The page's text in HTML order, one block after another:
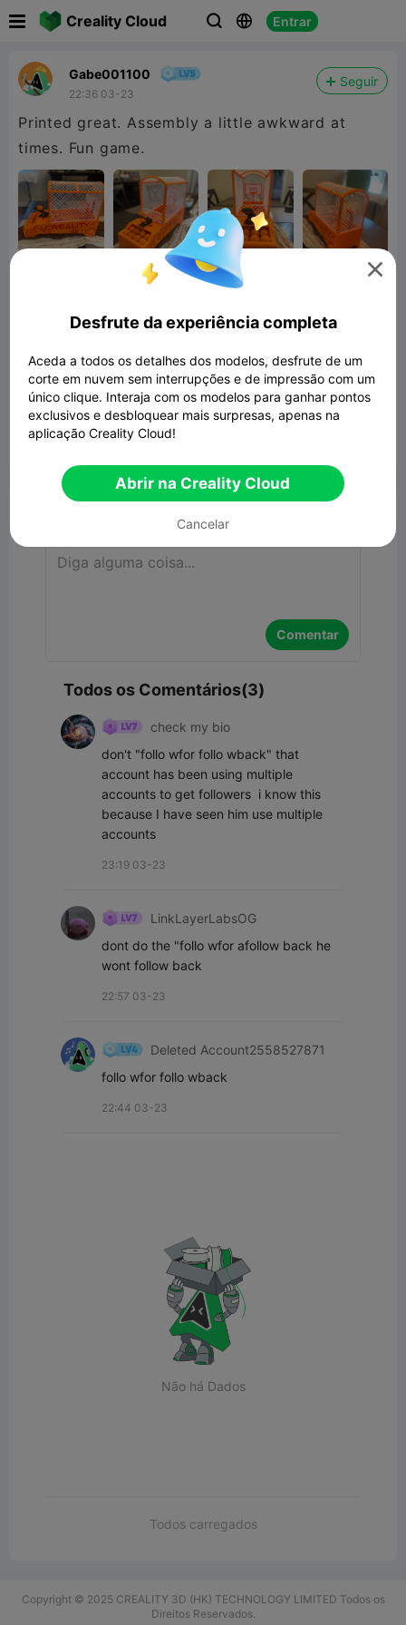
Creality Cloud   Entrar
Gabe001100
22:36 03-23
Seguir
Printed great. Assembly a little awkward at
Table basketball
Modelo 3D Relacionado
Comentar
Comentar
Todos os Comentários(3)
check my bio
don't "follo wfor follo wback" that
account has been using multiple
accounts to get followers  i know this
because I have seen him use multiple
accounts
23:19 03-23
LinkLayerLabsOG
dont do the "follo wfor afollow back he
wont follow back
22:57 03-23
Deleted Account2558527871
follo wfor follo wback
22:44 03-23
Não há Dados
Todos carregados
Copyright © 2025 CREALITY 3D (HK) TECHNOLOGY LIMITED Todos os
Direitos Reservados.

Desfrute da experiência completa
Aceda a todos os detalhes dos modelos, desfrute de um
corte em nuvem sem interrupções e de impressão com um
único clique. Interaja com os modelos para ganhar pontos
exclusivos e desbloquear mais surpresas, apenas na
aplicação Creality Cloud!
Abrir na Creality Cloud
Cancelar